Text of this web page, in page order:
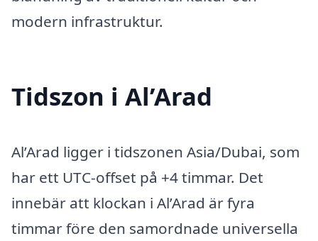
modern infrastruktur.
Tidszon i Al’Arad
Al’Arad ligger i tidszonen Asia/Dubai, som
har ett UTC-offset på +4 timmar. Det
innebär att klockan i Al’Arad är fyra
timmar före den samordnade universella